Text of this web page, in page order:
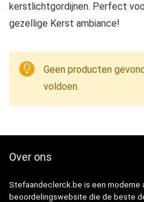
kerstlichtgordijnen. Perfect
gezellige Kerst ambiance!
Geen producten
voldoen.
Over ons
Stefaandeclerck.be is een moderne
beoordelingswebsite die de beste